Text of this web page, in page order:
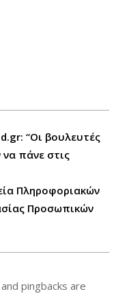
“Οι βουλευτές
πάνε στις
Πληροφοριακών
Προσωπικών
and pingbacks are